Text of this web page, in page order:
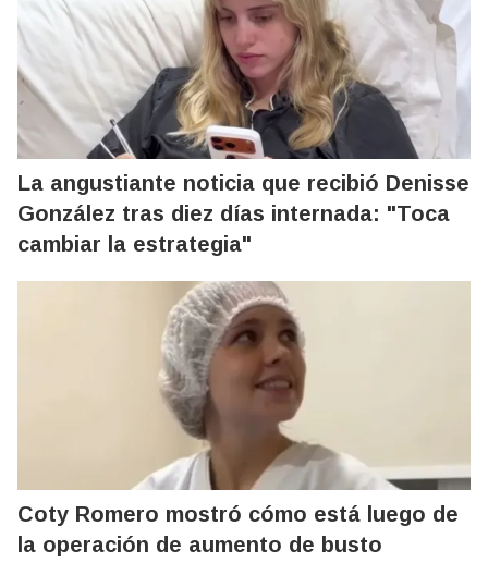
La angustiante noticia que recibió Denisse
González tras diez días internada: "Toca
cambiar la estrategia"
Coty Romero mostró cómo está luego de
la operación de aumento de busto